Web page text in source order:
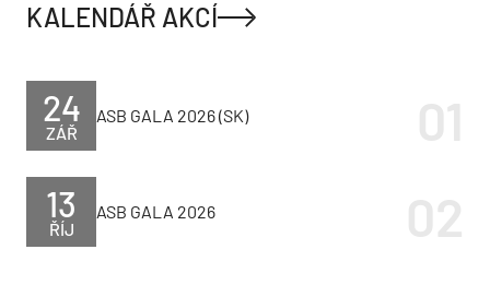
KALENDÁŘ AKCÍ
ZÁŘ
24 ASB GALA 2026 (SK)
ŘÍJ
13 ASB GALA 2026